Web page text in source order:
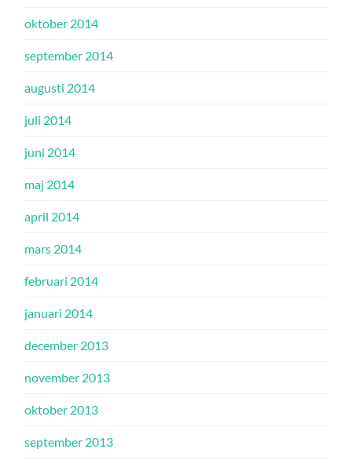
oktober 2014
september 2014
augusti 2014
juli 2014
juni 2014
maj 2014
april 2014
mars 2014
februari 2014
januari 2014
december 2013
november 2013
oktober 2013
september 2013